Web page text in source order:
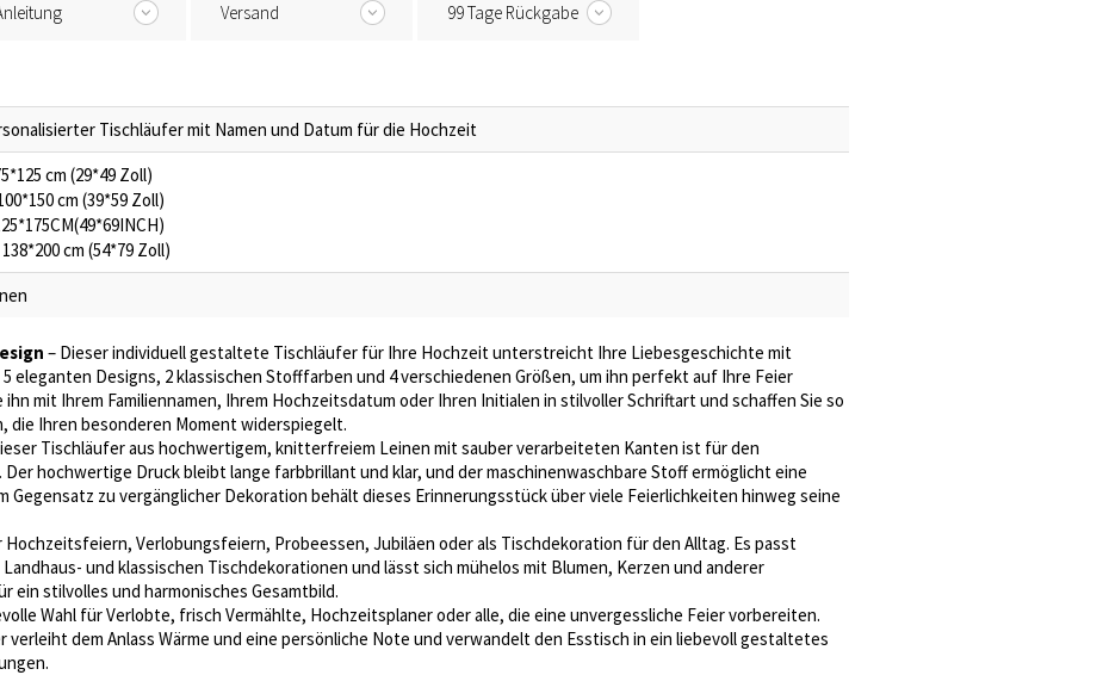
Versand 99 Tage Rückgabe
Tischläufer mit Namen und Datum für die Hochzeit
cm (29*49 Zoll)
cm (39*59 Zoll)
cm (54*79 Zoll)
– Dieser individuell gestaltete Tischläufer für Ihre Hochzeit unterstreicht Ihre Liebesgeschichte mit
5 eleganten Designs, 2 klassischen Stofffarben und 4 verschiedenen Größen, um ihn perfekt auf Ihre Feier
mit Ihrem Familiennamen, Ihrem Hochzeitsdatum oder Ihren Initialen in stilvoller Schriftart und schaffen Sie so
die Ihren besonderen Moment widerspiegelt.
Tischläufer aus hochwertigem, knitterfreiem Leinen mit sauber verarbeiteten Kanten ist für den
hochwertige Druck bleibt lange farbbrillant und klar, und der maschinenwaschbare Stoff ermöglicht eine
Gegensatz zu vergänglicher Dekoration behält dieses Erinnerungsstück über viele Feierlichkeiten hinweg seine
Hochzeitsfeiern, Verlobungsfeiern, Probeessen, Jubiläen oder als Tischdekoration für den Alltag. Es passt
und klassischen Tischdekorationen und lässt sich mühelos mit Blumen, Kerzen und anderer
ein stilvolles und harmonisches Gesamtbild.
Wahl für Verlobte, frisch Vermählte, Hochzeitsplaner oder alle, die eine unvergessliche Feier vorbereiten.
dem Anlass Wärme und eine persönliche Note und verwandelt den Esstisch in ein liebevoll gestaltetes